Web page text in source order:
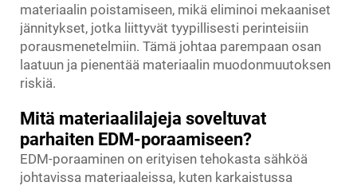
materiaalin poistamiseen, mikä eliminoi mekaaniset
jännitykset, jotka liittyvät tyypillisesti perinteisiin
porausmenetelmiin. Tämä johtaa parempaan osan
laatuun ja pienentää materiaalin muodonmuutoksen
riskiä.
Mitä materiaalilajeja soveltuvat
parhaiten EDM-poraamiseen?
EDM-poraaminen on erityisen tehokasta sähköä
johtavissa materiaaleissa, kuten karkaistussa